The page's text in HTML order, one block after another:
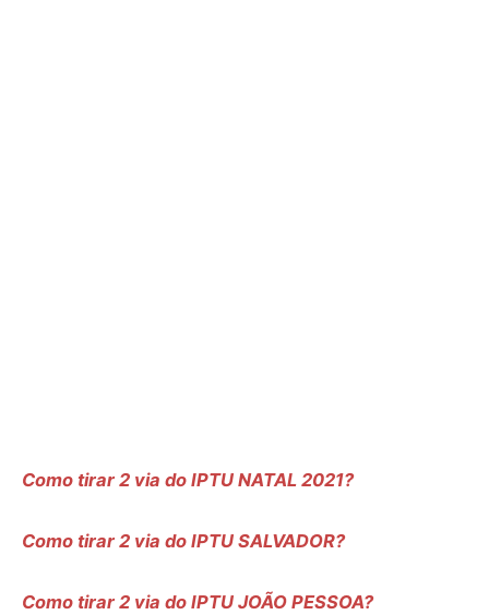
Como tirar 2 via do IPTU NATAL 2021?
Como tirar 2 via do IPTU SALVADOR?
Como tirar 2 via do IPTU JOÃO PESSOA?